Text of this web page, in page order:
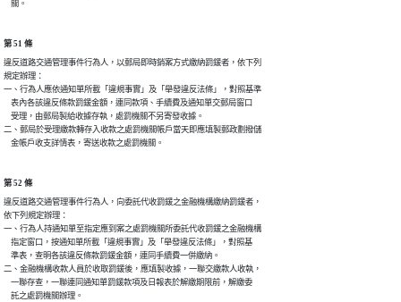
    關。
第 51 條
違反道路交通管理事件行為人，以郵局即時銷案方式繳納罰鍰者，依下列
規定辦理：
一、行為人應依通知單所載「違規事實」及「舉發違反法條」，對照基準
    表內各該違反條款罰鍰金額，連同款項、手續費及通知單交郵局窗口
    受理，由郵局製給收據存執，處罰機關不另寄發收據。
二、郵局於受理繳款轉存入收款之處罰機關帳戶當天即應填製郵政劃撥儲
    金帳戶收支詳情表，寄送收款之處罰機關。
第 52 條
違反道路交通管理事件行為人，向委託代收罰鍰之金融機構繳納罰鍰者，
依下列規定辦理：
一、行為人持通知單至指定應到案之處罰機關所委託代收罰鍰之金融機構
    指定窗口，按通知單所載「違規事實」及「舉發違反法條」，對照基
    準表，查明各該違反條款罰鍰金額，連同手續費一併繳納。
二、金融機構收款人員於收取罰鍰後，應填製收據，一聯交繳款人收執，
    一聯存查，一聯連同通知單罰鍰款項及日報表於解繳期限前，解繳委
    託之處罰機關辦理。